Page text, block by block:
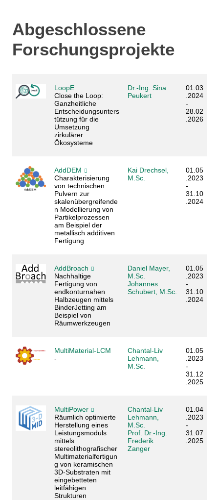
Abgeschlossene
Forschungsprojekte
LoopE
Close the Loop:
Ganzheitliche
Entscheidungsunters
tützung für die
Umsetzung
zirkulärer
Ökosysteme
Dr.-Ing. Sina
Peukert
01.03
.2024
-
28.02
.2026
AddDEM
Charakterisierung
von technischen
Pulvern zur
skalenübergreifende
n Modellierung von
Partikelprozessen
am Beispiel der
metallisch additiven
Fertigung
Kai Drechsel,
M.Sc.
01.05
.2023
-
31.10
.2024
AddBroach
Nachhaltige
Fertigung von
endkonturnahen
Halbzeugen mittels
BinderJetting am
Beispiel von
Räumwerkzeugen
Daniel Mayer,
M.Sc.
Johannes
Schubert, M.Sc.
01.05
.2023
-
31.10
.2024
MultiMaterial-LCM
-
Chantal-Liv
Lehmann,
M.Sc.
01.05
.2023
-
31.12
.2025
MultiPower
Räumlich optimierte
Herstellung eines
Leistungsmoduls
mittels
stereolithografischer
Multimaterialfertigun
g von keramischen
3D-Substraten mit
eingebetteten
leitfähigen
Strukturen
Chantal-Liv
Lehmann,
M.Sc.
Prof. Dr.-Ing.
Frederik
Zanger
01.04
.2023
-
31.07
.2025